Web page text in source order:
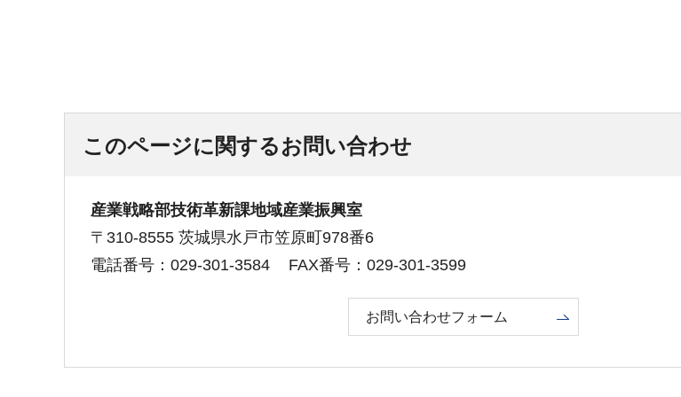
このページに関するお問い合わせ
産業戦略部技術革新課地域産業振興室
〒310-8555 茨城県水戸市笠原町978番6
電話番号：029-301-3584
FAX番号：029-301-3599
お問い合わせフォーム